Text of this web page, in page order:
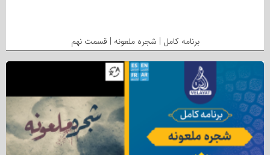
برنامه کامل | شجره ملعونه | قسمت نهم